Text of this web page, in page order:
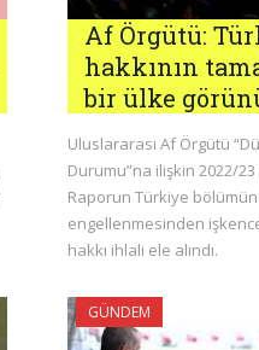
Af Örgütü:
hakkının
bir ülke
Uluslararası Af Örgütü
Durumu”na ilişkin 2022/
Raporun Türkiye
engellenmesinden
hakkı ihlali ele alındı.
GÜNDEM